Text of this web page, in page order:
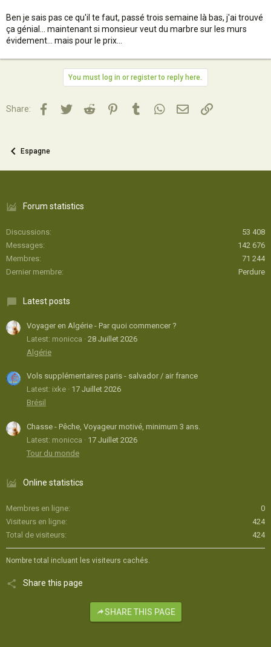
Ben je sais pas ce qu'il te faut, passé trois semaine là bas, j'ai trouvé
ça génial... maintenant si monsieur veut du marbre sur les murs
évidement... mais pour le prix...
You must log in or register to reply here.
Share: Facebook
TwitterReddit PinterestTumblrWhatsApp
Email Lien
Espagne
Forum statistics
Discussions
53 408
Messages
142 676
Membres
71 244
Dernier membre
Perdure
Latest posts
Voyager en Algérie - Par quoi commencer ?
Latest: monicca
28 Juillet 2026
Algérie
Vols supplémentaires paris - salvador / air france
Latest: ixke
17 Juillet 2026
Brésil
Chasse - Pêche, Voyageur motivé, minimum 3 ans.
Latest: monicca
17 Juillet 2026
Tour du monde
Online statistics
Membres en ligne
0
Visiteurs en ligne
424
Total de visiteurs
424
Nombre total incluant les visiteurs cachés.
Share this page
SHARE THIS PAGE